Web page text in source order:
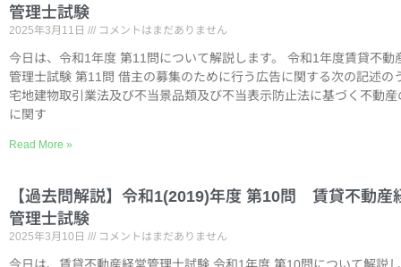
管理士試験
2025年3月11日 コメントはまだありません
今日は、令和1年度 第11問について解説します。 令和1年度賃貸不動
管理士試験 第11問 借主の募集のために行う広告に関する次の記述の
宅地建物取引業法及び不当景品類及び不当表示防止法に基づく不動産
に関す
Read More »
【過去問解説】令和1(2019)年度 第10問 賃貸不動産
管理士試験
2025年3月10日 コメントはまだありません